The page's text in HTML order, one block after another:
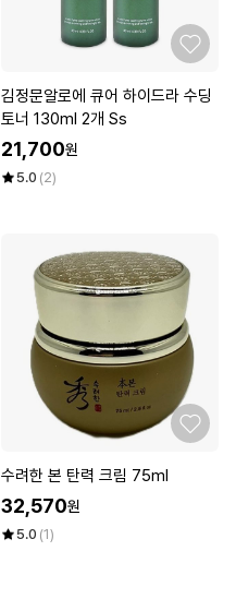
김정문알로에 큐어 하이드라 수딩
토너 130ml 2개 Ss
21,700원
5.0 (2)
수려한 본 탄력 크림 75ml
32,570원
5.0 (1)